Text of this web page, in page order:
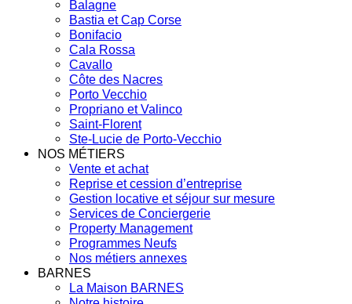
Balagne
Bastia et Cap Corse
Bonifacio
Cala Rossa
Cavallo
Côte des Nacres
Porto Vecchio
Propriano et Valinco
Saint-Florent
Ste-Lucie de Porto-Vecchio
NOS MÉTIERS
Vente et achat
Reprise et cession d’entreprise
Gestion locative et séjour sur mesure
Services de Conciergerie
Property Management
Programmes Neufs
Nos métiers annexes
BARNES
La Maison BARNES